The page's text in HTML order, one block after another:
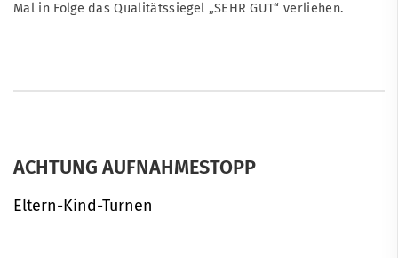
Mal in Folge das Qualitätssiegel „SEHR GUT“ verliehen.
ACHTUNG AUFNAHMESTOPP
Eltern-Kind-Turnen